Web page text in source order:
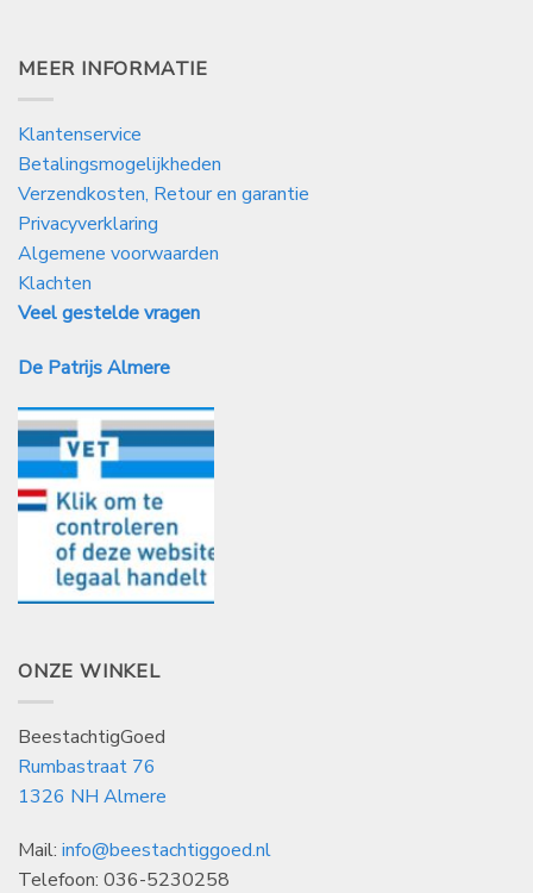
MEER INFORMATIE
Klantenservice
Betalingsmogelijkheden
Verzendkosten, Retour en garantie
Privacyverklaring
Algemene voorwaarden
Klachten
Veel gestelde vragen
De Patrijs Almere
ONZE WINKEL
BeestachtigGoed
Rumbastraat 76
1326 NH Almere
Mail: info@beestachtiggoed.nl
Telefoon: 036-5230258